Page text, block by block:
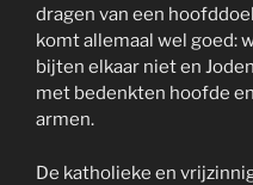
dragen van een
komt allemaal wel goed:
bijten elkaar niet en
met bedenkten hoofde
armen.
De katholieke en